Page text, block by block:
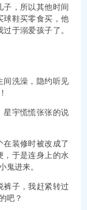
子，所以其他时间
球鞋买零食买，他
于溺爱孩子了。
间洗澡，隐约听见
星宇慌慌张张的说
装修时被改成了
，于是连身上的水
进来。
子，我赶紧转过
吧？